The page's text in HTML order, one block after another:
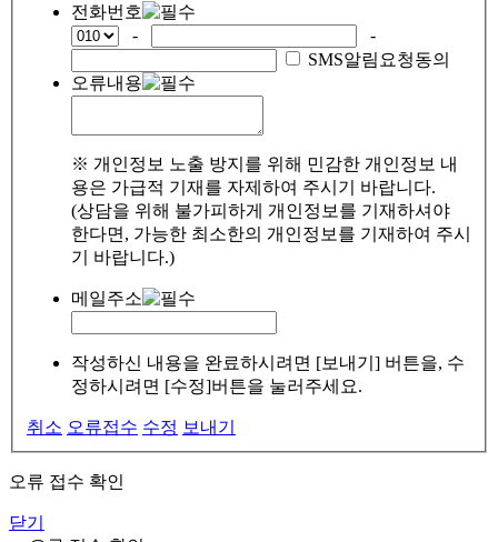
전화번호
-
-
SMS알림요청동의
오류내용
※ 개인정보 노출 방지를 위해 민감한 개인정보 내
용은 가급적 기재를 자제하여 주시기 바랍니다.
(상담을 위해 불가피하게 개인정보를 기재하셔야
한다면, 가능한 최소한의 개인정보를 기재하여 주시
기 바랍니다.)
메일주소
작성하신 내용을 완료하시려면 [보내기] 버튼을, 수
정하시려면 [수정]버튼을 눌러주세요.
취소 오류접수 수정 보내기
오류 접수 확인
닫기